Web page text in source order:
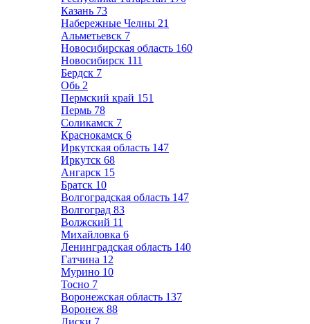
Казань 73
Набережные Челны 21
Альметьевск 7
Новосибирская область 160
Новосибирск 111
Бердск 7
Обь 2
Пермский край 151
Пермь 78
Соликамск 7
Краснокамск 6
Иркутская область 147
Иркутск 68
Ангарск 15
Братск 10
Волгоградская область 147
Волгоград 83
Волжский 11
Михайловка 6
Ленинградская область 140
Гатчина 12
Мурино 10
Тосно 7
Воронежская область 137
Воронеж 88
Лиски 7